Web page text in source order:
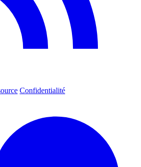
Confidentialité